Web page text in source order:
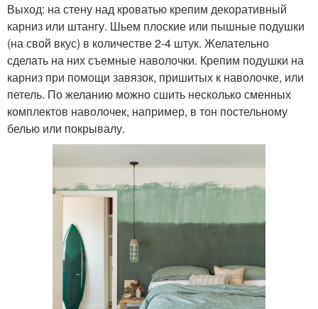
Выход: на стену над кроватью крепим декоративный
карниз или штангу. Шьем плоские или пышные подушки
(на свой вкус) в количестве 2-4 штук. Желательно
сделать на них съемные наволочки. Крепим подушки на
карниз при помощи завязок, пришитых к наволочке, или
петель. По желанию можно сшить несколько сменных
комплектов наволочек, например, в тон постельному
белью или покрывалу.